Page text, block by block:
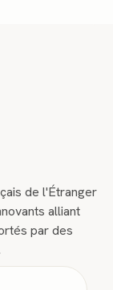
de l'Étranger
alliant
par des